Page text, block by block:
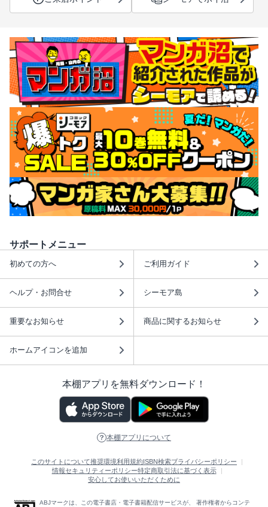
サポートメニュー
初めての方へ ご利用ガイド
ヘルプ・お問合せ シーモア島
重要なお知らせ 商品に関するお知らせ
ホームアイコンを追加
本棚アプリを無料ダウンロード！
本棚アプリについて
このサイトについて推奨環境利用規約ISBN検索プライバシーポリシー
情報セキュリティーポリシー特定商取引法に基づく表示
安心してお使いいただくために
ABJマークは、この電子書店・電子書籍配信サービスが、 著作権者からコンテ